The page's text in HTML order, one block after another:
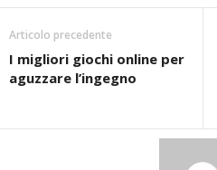
Articolo precedente
I migliori giochi online per
aguzzare l’ingegno